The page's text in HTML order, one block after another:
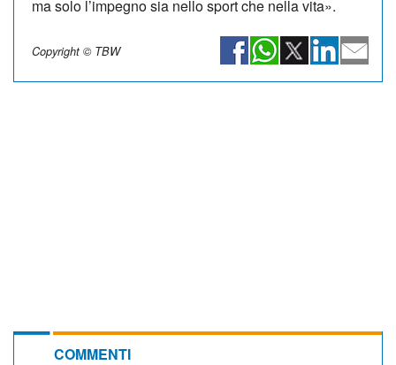
ma solo l’impegno sia nello sport che nella vita».
Copyright © TBW
COMMENTI